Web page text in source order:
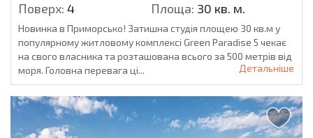
Поверх: 4 Площа: 30 кв. м.
Новинка в Приморсько! Затишна студія площею 30 кв.м у
популярному житловому комплексі Green Paradise 5 чекає
на свого власника та розташована всього за 500 метрів від
моря. Головна перевага ці...
Детальніше